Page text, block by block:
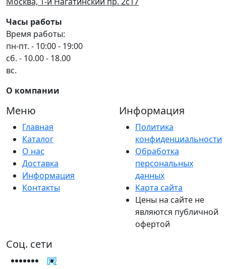
Часы работы
Время работы:
пн-пт. - 10:00 - 19:00
сб. - 10.00 - 18.00
вс.
О компании
Меню
Главная
Каталог
О нас
Доставка
Информация
Контакты
Информация
Политика
конфиденциальности
Обработка
персональных
данных
Карта сайта
Цены на сайте не
являются публичной
офертой
Соц. сети